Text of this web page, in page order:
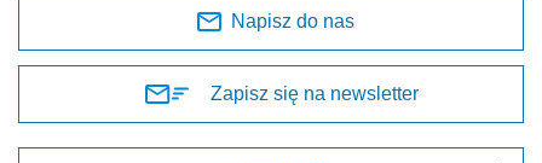
Napisz do nas
Zapisz się na newsletter